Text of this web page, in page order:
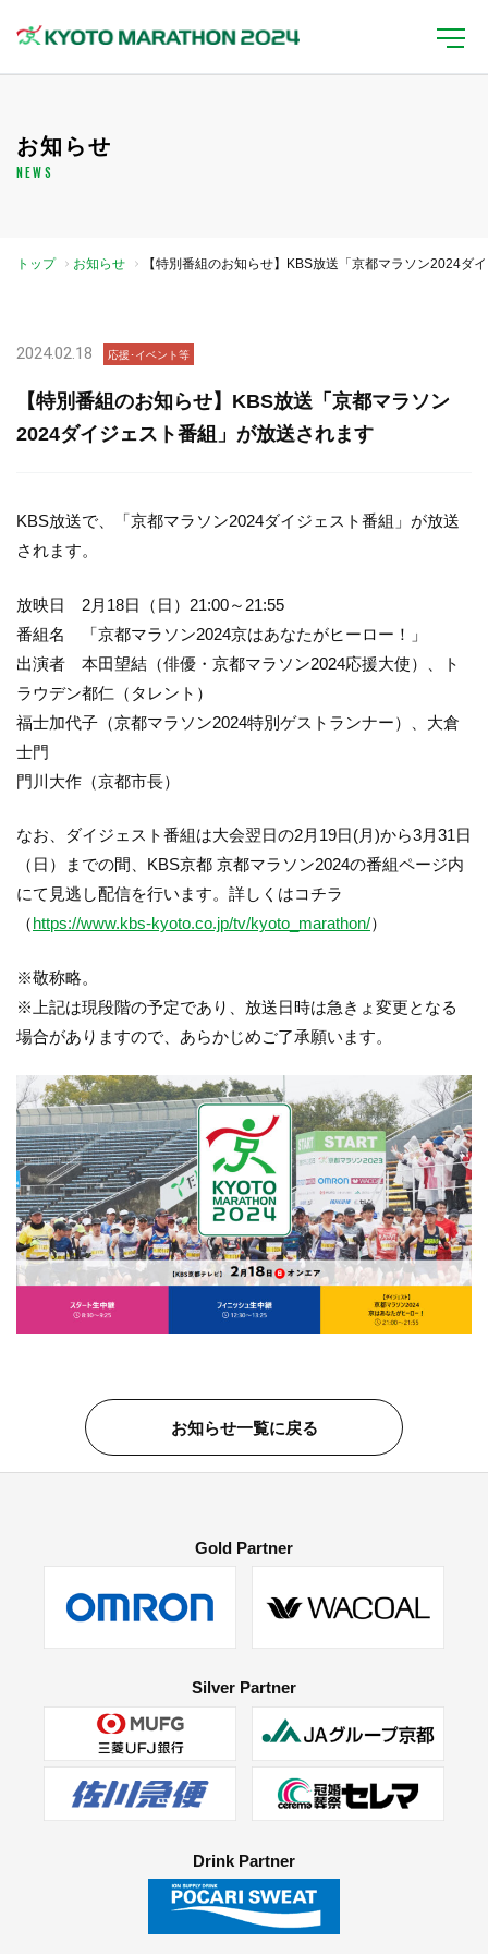
お知らせ
NEWS
トップ お知らせ
【特別番組のお知らせ】KBS放送「京都マラソン2024ダイ
2024.02.18 応援･イベント等
【特別番組のお知らせ】KBS放送「京都マラソン
2024ダイジェスト番組」が放送されます
KBS放送で、「京都マラソン2024ダイジェスト番組」が放送
されます。
放映日 2月18日（日）21:00～21:55
番組名 「京都マラソン2024京はあなたがヒーロー！」
出演者 本田望結（俳優・京都マラソン2024応援大使）、ト
ラウデン都仁（タレント）
福士加代子（京都マラソン2024特別ゲストランナー）、大倉
士門
門川大作（京都市長）
なお、ダイジェスト番組は大会翌日の2月19日(月)から3月31日
（日）までの間、KBS京都 京都マラソン2024の番組ページ内
にて見逃し配信を行います。詳しくはコチラ
（https://www.kbs-kyoto.co.jp/tv/kyoto_marathon/）
※敬称略。
※上記は現段階の予定であり、放送日時は急きょ変更となる
場合がありますので、あらかじめご了承願います。
お知らせ一覧に戻る
Gold Partner
Silver Partner
Drink Partner